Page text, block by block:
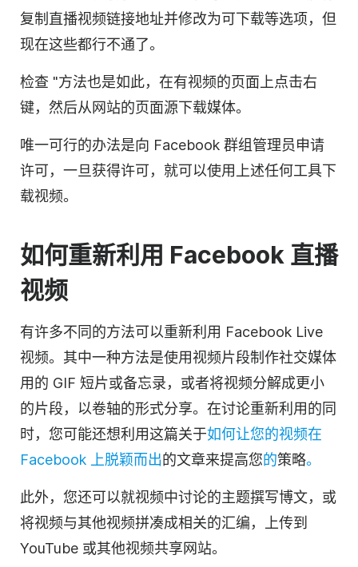
复制直播视频链接地址并修改为可下载等选项，但
现在这些都行不通了。
检查 "方法也是如此，在有视频的页面上点击右
键，然后从网站的页面源下载媒体。
唯一可行的办法是向 Facebook 群组管理员申请
许可，一旦获得许可，就可以使用上述任何工具下
载视频。
如何重新利用 Facebook 直播
视频
有许多不同的方法可以重新利用 Facebook Live
视频。其中一种方法是使用视频片段制作社交媒体
用的 GIF 短片或备忘录，或者将视频分解成更小
的片段，以卷轴的形式分享。在讨论重新利用的同
时，您可能还想利用这篇关于如何让您的视频在
Facebook 上脱颖而出的文章来提高您的策略。
此外，您还可以就视频中讨论的主题撰写博文，或
将视频与其他视频拼凑成相关的汇编，上传到
YouTube 或其他视频共享网站。